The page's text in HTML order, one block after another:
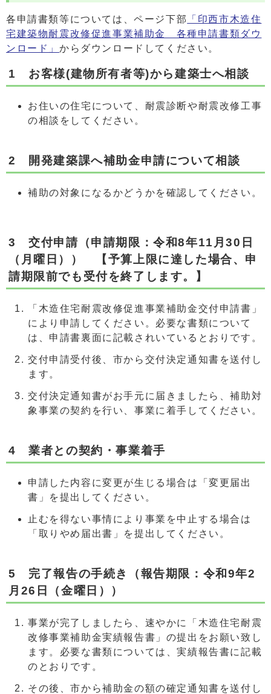
各申請書類等については、ページ下部
「印西市木造住
宅建築物耐震改修促進事業補助金 各種申請書類ダウ
ンロード」 からダウンロードしてください。
1 お客様(建物所有者等)から建築士へ相談
お住いの住宅について、耐震診断や耐震改修工事
の相談をしてください。
2 開発建築課へ補助金申請について相談
補助の対象になるかどうかを確認してください。
3 交付申請（申請期限：令和8年11月30日
（月曜日）） 【予算上限に達した場合、申
請期限前でも受付を終了します。】
「木造住宅耐震改修促進事業補助金交付申請書」
により申請してください。必要な書類について
は、申請書裏面に記載されいているとおりです。
交付申請受付後、市から交付決定通知書を送付し
ます。
交付決定通知書がお手元に届きましたら、補助対
象事業の契約を行い、事業に着手してください。
4 業者との契約・事業着手
申請した内容に変更が生じる場合は「変更届出
書」を提出してください。
止むを得ない事情により事業を中止する場合は
「取りやめ届出書」を提出してください。
5 完了報告の手続き（報告期限：令和9年2
月26日（金曜日））
事業が完了しましたら、速やかに「木造住宅耐震
改修事業補助金実績報告書」の提出をお願い致し
ます。必要な書類については、実績報告書に記載
のとおりです。
その後、市から補助金の額の確定通知書を送付し